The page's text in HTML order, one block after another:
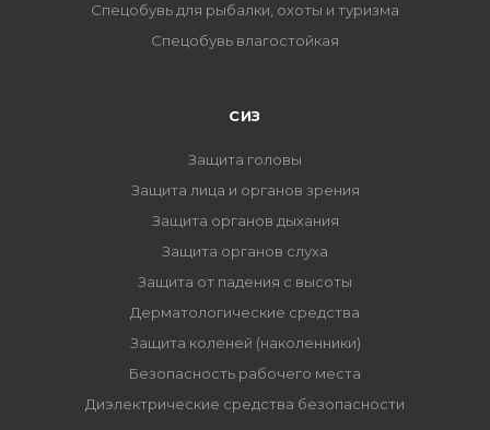
Спецобувь для рыбалки, охоты и туризма
Спецобувь влагостойкая
СИЗ
Защита головы
Защита лица и органов зрения
Защита органов дыхания
Защита органов слуха
Защита от падения с высоты
Дерматологические средства
Защита коленей (наколенники)
Безопасность рабочего места
Диэлектрические средства безопасности